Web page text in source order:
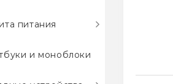
питания
и моноблоки